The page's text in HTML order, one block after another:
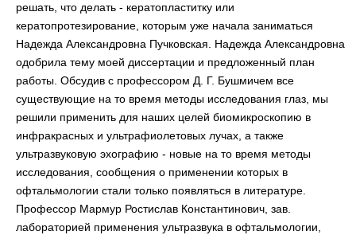
решать, что делать - кератопластитку или
кератопротезирование, которым уже начала заниматься
Надежда Александровна Пучковская. Надежда Александровна
одобрила тему моей диссертации и предложенный план
работы. Обсудив с профессором Д. Г. Бушмичем все
существующие на то время методы исследования глаз, мы
решили применить для наших целей биомикроскопию в
инфракрасных и ультрафиолетовых лучах, а также
ультразвуковую эхографию - новые на то время методы
исследования, сообщения о применении которых в
офтальмологии стали только появляться в литературе.
Профессор Мармур Ростислав Константинович, зав.
лабораторией применения ультразвука в офтальмологии,